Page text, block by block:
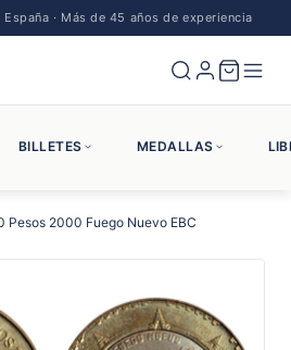
España · Más de 45 años de experiencia
BILLETES MEDALLAS
Pesos 2000 Fuego Nuevo EBC